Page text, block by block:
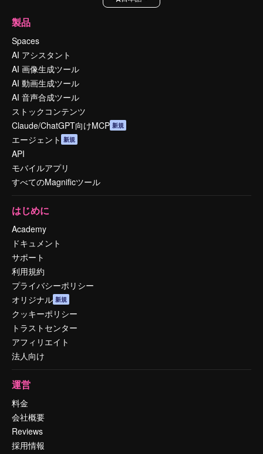
製品
Spaces
AI アシスタント
AI 画像生成ツール
AI 動画生成ツール
AI 音声合成ツール
ストックコンテンツ
Claude/ChatGPT向けMCP 新規
エージェント 新規
API
モバイルアプリ
すべてのMagnificツール
はじめに
Academy
ドキュメント
サポート
利用規約
プライバシーポリシー
オリジナル 新規
クッキーポリシー
トラストセンター
アフィリエイト
法人向け
運営
料金
会社概要
Reviews
採用情報